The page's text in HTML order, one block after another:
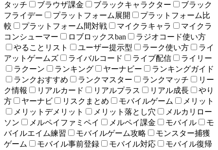
タッチ
ブラウザ課金 ブラックキャラクター
ブラック
フライデー
プラットフォーム展開
プラットフォーム比
較
プラットフォーム間対戦 マイクラキャラ
マイクラ
コンシューマー
ロブロックスban
ラジオコード使い方
やることリスト
ユーザー提示型 ラーク使い方
ライ
アットゲームズ
ライバルコード ライブ配信
ライリー
ラクーン
ランキング ヤーナビー
ランキングガイド
ランクおすすめ
ランクマスター ランクマッチ
リー
ク情報
リアルカード リアルプラス リアル成長
やり
方
ヤーナビ リスクまとめ モバイルゲーム
メリット
メリットデメリット
メリット落とし穴
メルカリロー
ソン
メルペイファミペイ メルペイ課金 モバイル
モ
バイルエイム練習
モバイルゲーム攻略
モンスター捕獲
ゲーム
モバイル事前登録 モバイル対応
モバイル復帰